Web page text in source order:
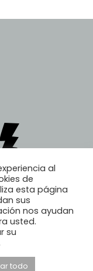
al
de
esta página
sus
nos ayudan
usted.
su
todo